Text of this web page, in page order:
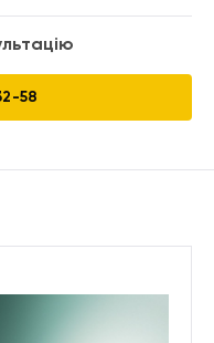
58